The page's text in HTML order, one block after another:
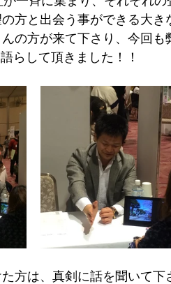
方と出会う事ができる大き
の方が来て下さり、今回も
らして頂きました！！
方は、真剣に話を聞いて